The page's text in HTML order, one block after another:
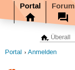
Portal Forum
Portal Anmelden